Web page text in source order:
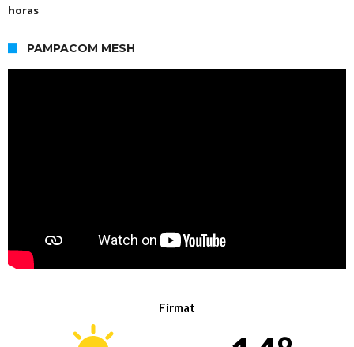
horas
PAMPACOM MESH
Firmat